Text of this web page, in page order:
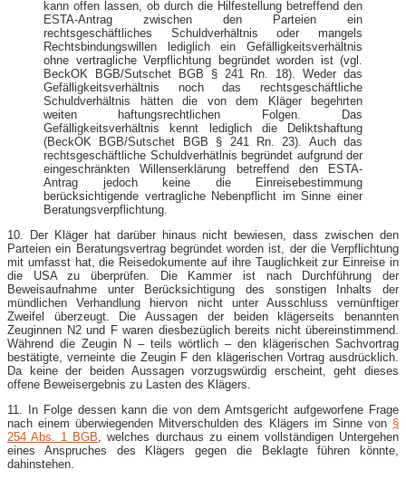
kann offen lassen, ob durch die Hilfestellung betreffend den
ESTA-Antrag zwischen den Parteien ein
rechtsgeschäftliches Schuldverhältnis oder mangels
Rechtsbindungswillen lediglich ein Gefälligkeitsverhältnis
ohne vertragliche Verpflichtung begründet worden ist (vgl.
BeckOK BGB/Sutschet BGB § 241 Rn. 18). Weder das
Gefälligkeitsverhältnis noch das rechtsgeschäftliche
Schuldverhältnis hätten die von dem Kläger begehrten
weiten haftungsrechtlichen Folgen. Das
Gefälligkeitsverhältnis kennt lediglich die Deliktshaftung
(BeckOK BGB/Sutschet BGB § 241 Rn. 23). Auch das
rechtsgeschäftliche Schuldverhätlnis begründet aufgrund der
eingeschränkten Willenserklärung betreffend den ESTA-
Antrag jedoch keine die Einreisebestimmung
berücksichtigende vertragliche Nebenpflicht im Sinne einer
Beratungsverpflichtung.
10. Der Kläger hat darüber hinaus nicht bewiesen, dass zwischen den
Parteien ein Beratungsvertrag begründet worden ist, der die Verpflichtung
mit umfasst hat, die Reisedokumente auf ihre Tauglichkeit zur Einreise in
die USA zu überprüfen. Die Kammer ist nach Durchführung der
Beweisaufnahme unter Berücksichtigung des sonstigen Inhalts der
mündlichen Verhandlung hiervon nicht unter Ausschluss vernünftiger
Zweifel überzeugt. Die Aussagen der beiden klägerseits benannten
Zeuginnen N2 und F waren diesbezüglich bereits nicht übereinstimmend.
Während die Zeugin N – teils wörtlich – den klägerischen Sachvortrag
bestätigte, verneinte die Zeugin F den klägerischen Vortrag ausdrücklich.
Da keine der beiden Aussagen vorzugswürdig erscheint, geht dieses
offene Beweisergebnis zu Lasten des Klägers.
11. In Folge dessen kann die von dem Amtsgericht aufgeworfene Frage
nach einem überwiegenden Mitverschulden des Klägers im Sinne von §
254 Abs. 1 BGB , welches durchaus zu einem vollständigen Untergehen
eines Anspruches des Klägers gegen die Beklagte führen könnte,
dahinstehen.